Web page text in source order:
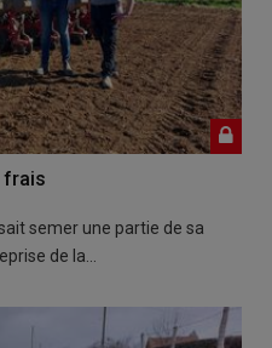
frais
semer une partie de sa
de la…